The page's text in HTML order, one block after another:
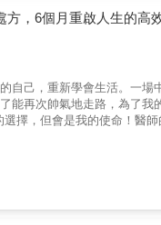
棄射精」開始體驗全新快
體與中醫「勞宮穴」的緊密
，6個月重啟人生的高
自己，重新學會生活。一
能再次帥氣地走路，為了
擇，但會是我的使命！醫
到自己手上復健就是這樣
我」，那個版本已經下線
的主導權。********〔專文